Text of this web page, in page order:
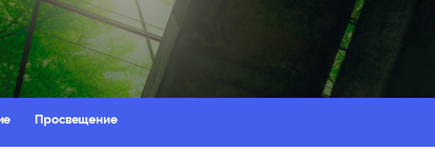
Просвещение